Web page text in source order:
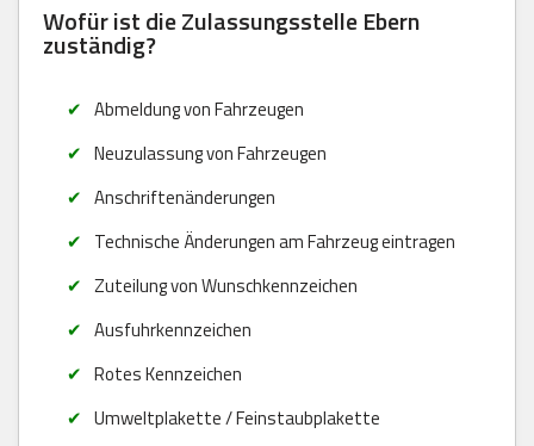
Wofür ist die Zulassungsstelle Ebern
zuständig?
Abmeldung von Fahrzeugen
Neuzulassung von Fahrzeugen
Anschriftenänderungen
Technische Änderungen am Fahrzeug eintragen
Zuteilung von Wunschkennzeichen
Ausfuhrkennzeichen
Rotes Kennzeichen
Umweltplakette / Feinstaubplakette